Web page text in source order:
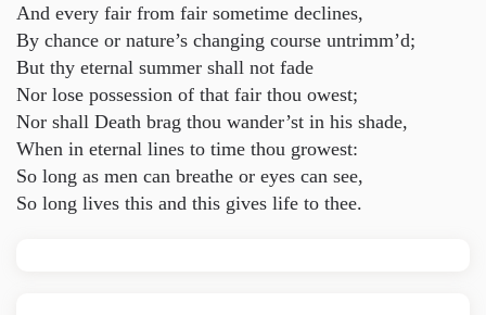
And every fair from fair sometime declines,
By chance or nature’s changing course untrimm’d;
But thy eternal summer shall not fade
Nor lose possession of that fair thou owest;
Nor shall Death brag thou wander’st in his shade,
When in eternal lines to time thou growest:
So long as men can breathe or eyes can see,
So long lives this and this gives life to thee.